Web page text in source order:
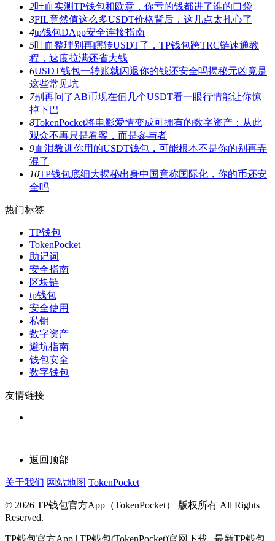
2吐血实测TP钱包和欧意，你亏的钱都进了谁的口袋
3FIL竟然值这么多USDT价格背后，这几点太扎心了
4tp钱包DApp安全连接指南
5吐血整理别再瞎转USDT了，TP钱包跨TRC链速通教
程，速度拉满还省大钱
6USDT钱包一转账就闪退你的钱还安全吗揭秘元凶竟是
这些常见坑
7别再问了AB币现在值几个USDT看一眼行情能让你惊
掉下巴
8TokenPocket将电影爱情变成可拥有的数字资产：从此
观众不再只是看客，而是参与者
9血泪教训你用的USDT钱包，可能根本不是你的别再弄
混了
10TP钱包底细大揭秘出身中国竟称国际化，你的币还安
全吗
热门标签
TP钱包
TokenPocket
助记词
安全指南
区块链
tp钱包
安全使用
私钥
数字资产
避坑指南
钱包安全
数字钱包
友情链接
返回顶部
关于我们 网站地图 TokenPocket
© 2026 TP钱包官方App（TokenPocket） 版权所有 All Rights
Reserved.
TP钱包官方App | TP钱包(TokenPocket)官网下载 | 最新TP钱包